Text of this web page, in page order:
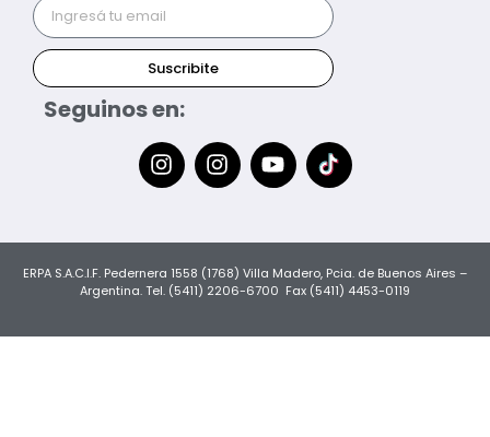
Suscribite
Seguinos en:
ERPA S.A.C.I.F. Pedernera 1558 (1768) Villa Madero, Pcia. de Buenos Aires –
Argentina. Tel. (5411) 2206-6700 Fax (5411) 4453-0119